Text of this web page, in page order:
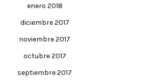
enero 2018
diciembre 2017
noviembre 2017
octubre 2017
septiembre 2017